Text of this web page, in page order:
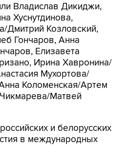
Владислав Дикиджи,
Хуснутдинова,
Дмитрий Козловский,
Гончаров, Анна
Елизавета
Ирина Хавронина/
Мухортова/
Коломенская/Артем
Матвей
и белорусских
в международных